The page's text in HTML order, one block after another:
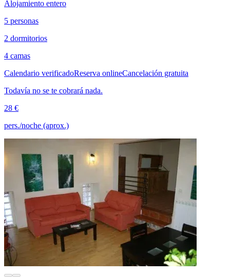
Alojamiento entero
5 personas
2 dormitorios
4 camas
Calendario verificadoReserva onlineCancelación gratuita
Todavía no se te cobrará nada.
28 €
pers./noche (aprox.)